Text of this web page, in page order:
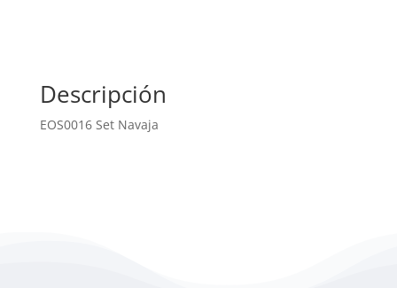
Descripción
EOS0016 Set Navaja